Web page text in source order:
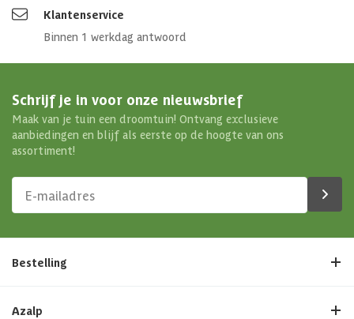
Klantenservice
Binnen 1 werkdag antwoord
Schrijf je in voor onze nieuwsbrief
Maak van je tuin een droomtuin! Ontvang exclusieve
aanbiedingen en blijf als eerste op de hoogte van ons
assortiment!
Bestelling
Azalp